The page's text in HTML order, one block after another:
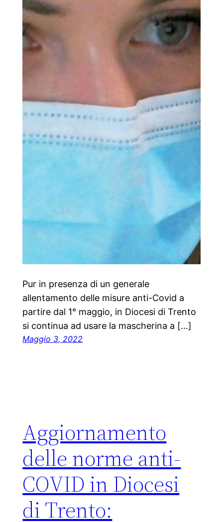
Pur in presenza di un generale
allentamento delle misure anti-Covid a
partire dal 1° maggio, in Diocesi di Trento
si continua ad usare la mascherina a […]
Maggio 3, 2022
Aggiornamento
delle norme anti-
COVID in Diocesi
di Trento: